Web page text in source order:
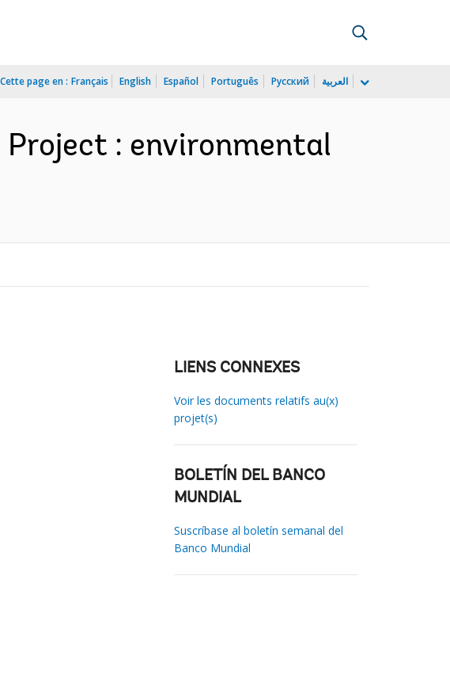
Cette page en : Français English Español Português Русский العربية
: environmental
LIENS CONNEXES
Voir les documents relatifs au(x)
projet(s)
BOLETÍN DEL BANCO
MUNDIAL
Suscríbase al boletín semanal del
Banco Mundial